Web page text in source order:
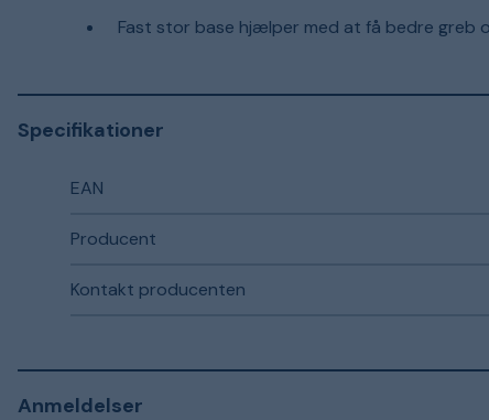
Fast stor base hjælper med at få bedre greb
Specifikationer
EAN
Producent
Kontakt producenten
Anmeldelser